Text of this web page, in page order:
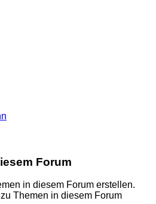
Forum
in diesem Forum erstellen.
Themen in diesem Forum